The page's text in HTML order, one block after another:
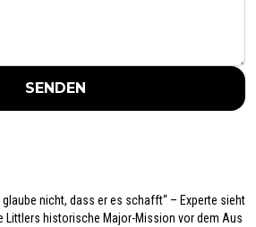
SENDEN
glaube nicht, dass er es schafft“ – Experte sieht
Littlers historische Major-Mission vor dem Aus